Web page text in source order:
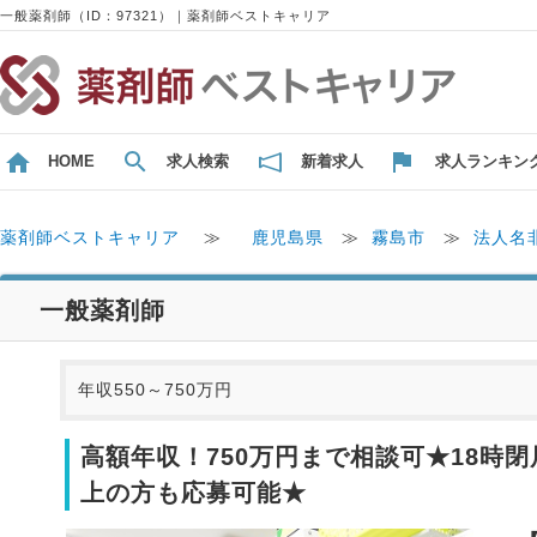
一般薬剤師（ID：97321）｜薬剤師ベストキャリア
HOME 求人検索 新着求人 求人ランキン
薬剤師ベストキャリア ≫ 鹿児島県 ≫ 霧島市 ≫ 法人名
一般薬剤師
年収550～750万円
高額年収！750万円まで相談可★18時
上の方も応募可能★